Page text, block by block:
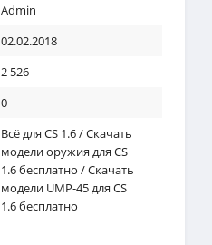
Admin
02.02.2018
2 526
0
Всё для CS 1.6/Скачать
модели оружия для CS
1.6 бесплатно /Скачать
модели UMP-45 для CS
1.6 бесплатно